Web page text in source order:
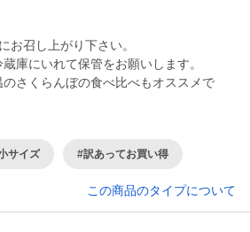
お召し上がり下さい。
庫にいれて保管をお願いします。
さくらんぼの食べ比べもオススメで
サイズ #訳あってお買い得
この商品のタイプについて